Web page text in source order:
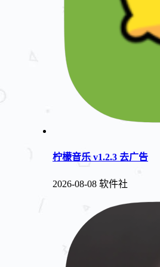
柠檬音乐 v1.2.3 去广告
2026-08-08 软件社